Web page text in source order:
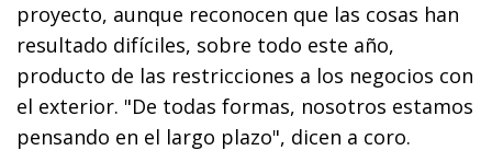
proyecto, aunque reconocen que las cosas han
resultado difíciles, sobre todo este año,
producto de las restricciones a los negocios con
el exterior. "De todas formas, nosotros estamos
pensando en el largo plazo", dicen a coro.